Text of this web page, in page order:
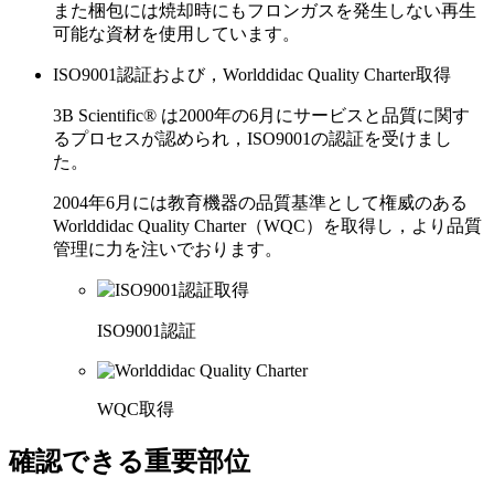
また梱包には焼却時にもフロンガスを発生しない再生
可能な資材を使用しています。
ISO9001認証および，Worlddidac Quality Charter取得
3B Scientific® は2000年の6月にサービスと品質に関す
るプロセスが認められ，ISO9001の認証を受けまし
た。
2004年6月には教育機器の品質基準として権威のある
Worlddidac Quality Charter（WQC）を取得し，より品質
管理に力を注いでおります。
ISO9001認証
WQC取得
確認できる重要部位